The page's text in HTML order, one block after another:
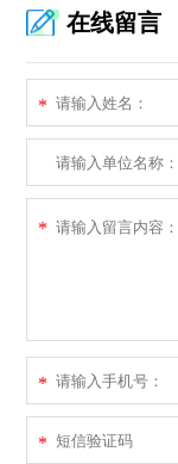
在线留言
*
*
*
*